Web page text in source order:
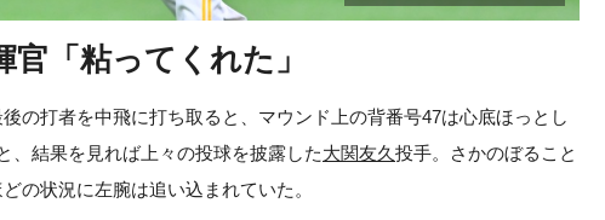
「粘ってくれた」
の打者を中飛に打ち取ると、マウンド上の背番号47は心底ほっとし
、結果を見れば上々の投球を披露した大関友久 投手。さかのぼること
の状況に左腕は追い込まれていた。